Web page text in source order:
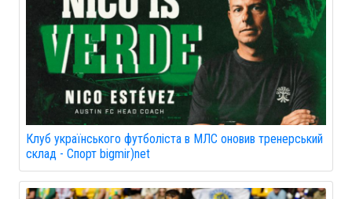
Клуб українського футболіста в МЛС оновив тренерський
склад - Спорт bigmir)net